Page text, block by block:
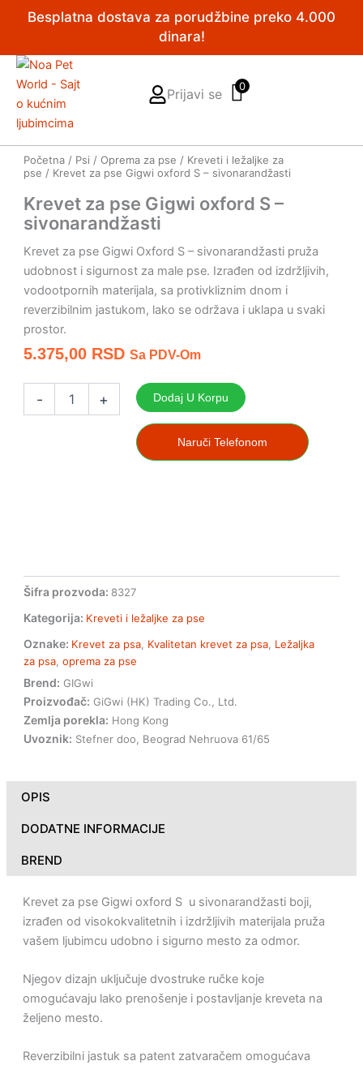
Besplatna dostava za porudžbine preko 4.000
dinara!
Prijavi se 0
Početna / Psi /Oprema za pse / Kreveti i ležaljke za
pse / Krevet za pse Gigwi oxford S – sivonarandžasti
Krevet za pse Gigwi oxford S –
sivonarandžasti
Krevet za pse Gigwi Oxford S – sivonarandžasti pruža
udobnost i sigurnost za male pse. Izrađen od izdržljivih,
vodootpornih materijala, sa protivkliznim dnom i
reverzibilnim jastukom, lako se održava i uklapa u svaki
prostor.
5.375,00 RSD Sa PDV-Om
- + Dodaj U Korpu
Naruči Telefonom
Šifra prozvoda: 8327
Kategorija: Kreveti i ležaljke za pse
Oznake: Krevet za psa Kvalitetan krevet za psa Ležaljka
za psa ,oprema za pse
Brend: GIGwi
Proizvođač: GiGwi (HK) Trading Co., Ltd.
Zemlja porekla: Hong Kong
Uvoznik: Stefner doo, Beograd Nehruova 61/65
OPIS
DODATNE INFORMACIJE
BREND
Krevet za pse Gigwi oxford S u sivonarandžasti boji,
izrađen od visokokvalitetnih i izdržljivih materijala pruža
vašem ljubimcu udobno i sigurno mesto za odmor.
Njegov dizajn uključuje dvostruke ručke koje
omogućavaju lako prenošenje i postavljanje kreveta na
željeno mesto.
Reverzibilni jastuk sa patent zatvaračem omogućava